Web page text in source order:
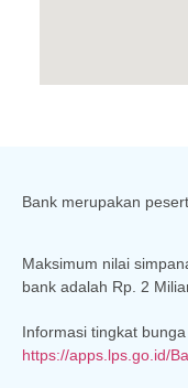
Bank merupakan
Maksimum nilai
bank adalah Rp. 2
Informasi tingkat bunga
https://apps.lps.go.id/